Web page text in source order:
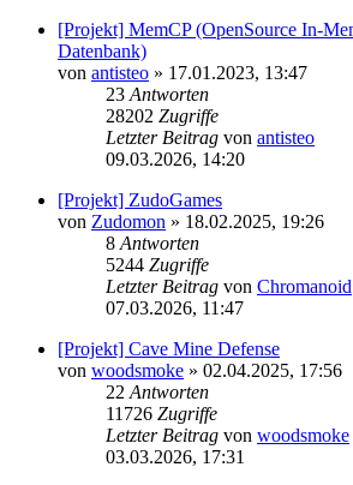
[Projekt] MemCP (OpenSource In-
Datenbank)
von antisteo » 17.01.2023, 13:47
23 Antworten
28202 Zugriffe
Letzter Beitrag von antisteo
09.03.2026, 14:20
[Projekt] ZudoGames
von Zudomon » 18.02.2025, 19:26
8 Antworten
5244 Zugriffe
Letzter Beitrag von Chromanoid
07.03.2026, 11:47
[Projekt] Cave Mine Defense
von woodsmoke » 02.04.2025, 17:56
22 Antworten
11726 Zugriffe
Letzter Beitrag von woodsmoke
03.03.2026, 17:31